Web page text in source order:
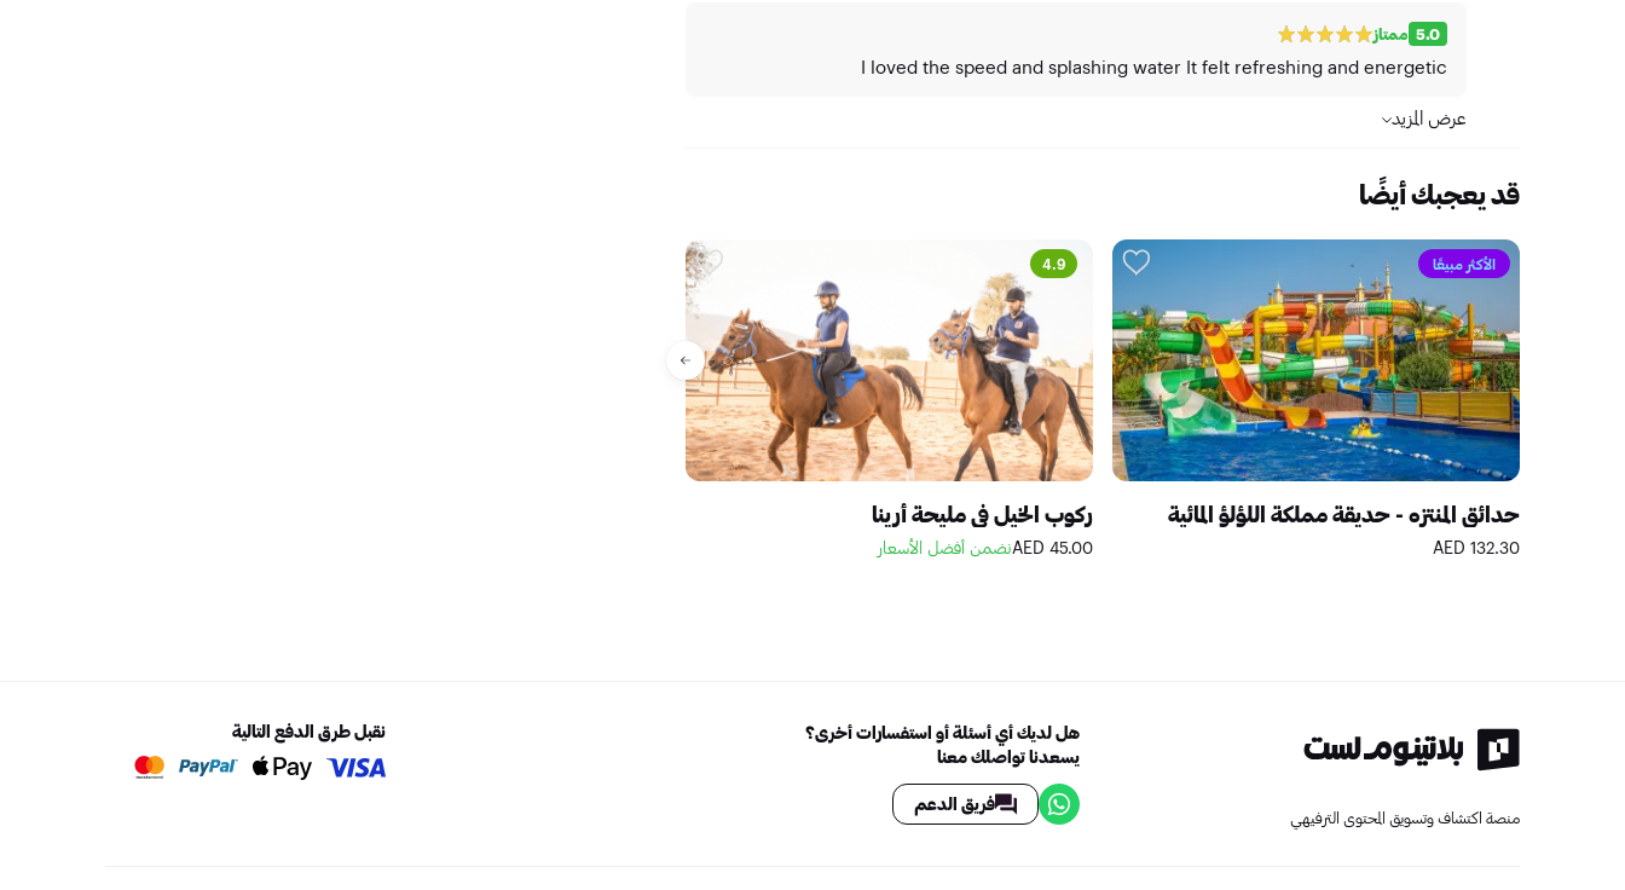
5.0 ممتاز
I loved the speed and splashing water It felt refreshing and energetic
عرض المزيد
قد يعجبك أيضًا
الأكثر مبيعًا
حدائق المنتزه - حديقة مملكة اللؤلؤ المائية
132.30 AED
4.9
ركوب الخيل في مليحة أرينا
45.00 AED نضمن أفضل الأسعار
منصة اكتشاف وتسويق المحتوى الترفيهي
هل لديك أي أسئلة أو استفسارات أخرى؟
يسعدنا تواصلك معنا
فريق الدعم
نقبل طرق الدفع التالية